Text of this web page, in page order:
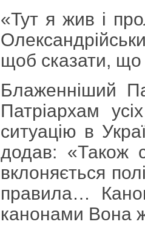
«Тут я жив і
щоб сказати,
Блаженніший
Патріархам
ситуацію в
додав: «Також
вклоняється
правила…
канонами Вона